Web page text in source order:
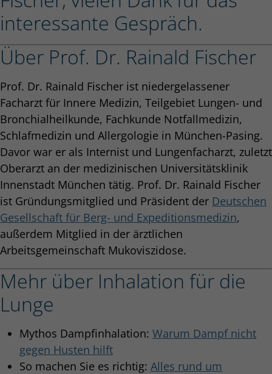
interessante Gespräch.
Über Prof. Dr. Rainald Fischer
Prof. Dr. Rainald Fischer ist niedergelassener
Facharzt für Innere Medizin, Teilgebiet Lungen- und
Bronchialheilkunde, Fachkunde Notfallmedizin,
Schlafmedizin und Allergologie in München-Pasing.
Davor war er als Internist und Lungenfacharzt, zuletzt
Oberarzt an der medizinischen Universitätsklinik
Innenstadt München tätig. Prof. Dr. Rainald Fischer
ist Gründungsmitglied und Präsident der Deutschen
Gesellschaft für Berg- und Expeditionsmedizin,
außerdem Mitglied in der ärztlichen
Arbeitsgemeinschaft Mukoviszidose.
Mehr über Inhalation für die
Lunge
Mythos Dampfinhalation: Warum Dampf nicht
gegen Husten hilft
So machen Sie es richtig: Alles rund um